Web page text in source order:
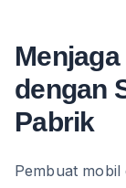
dengan
Pabrik
Pembuat